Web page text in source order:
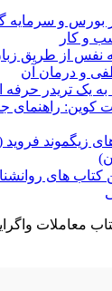
بورس و سرمایه
و کار
به نفس از طریق
و درمان آن
به یک تریدر
کوین: راهنمای
زیگموند فروید
کتاب های
معاملات